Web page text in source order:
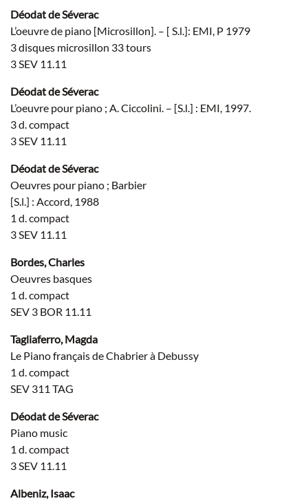
Déodat de Séverac
L’oeuvre de piano [Microsillon]. – [ S.l.]: EMI, P 1979
3 disques microsillon 33 tours
3 SEV 11.11
Déodat de Séverac
L’oeuvre pour piano ; A. Ciccolini. – [S.l.] : EMI, 1997.
3 d. compact
3 SEV 11.11
Déodat de Séverac
Oeuvres pour piano ; Barbier
[S.l.] : Accord, 1988
1 d. compact
3 SEV 11.11
Bordes, Charles
Oeuvres basques
1 d. compact
SEV 3 BOR 11.11
Tagliaferro, Magda
Le Piano français de Chabrier à Debussy
1 d. compact
SEV 311 TAG
Déodat de Séverac
Piano music
1 d. compact
3 SEV 11.11
Albeniz, Isaac